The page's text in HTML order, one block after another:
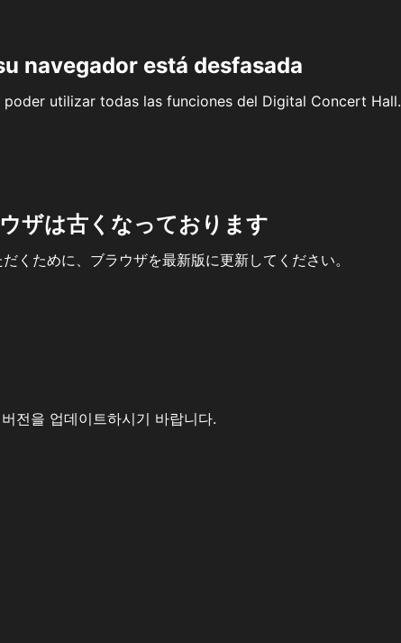
navegador está desfasada
utilizar todas las funciones del Digital Concert Hall.
ザは古くなっております
くために、ブラウザを最新版に更新してください。
전을 업데이트하시기 바랍니다.